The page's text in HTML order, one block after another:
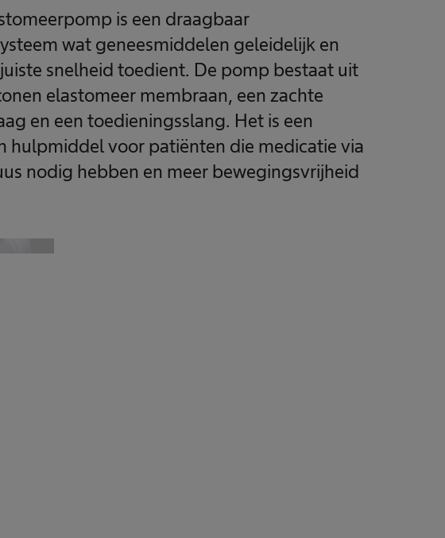
is een draagbaar
wat geneesmiddelen geleidelijk en
snelheid toedient. De pomp bestaat uit
elastomeer membraan, een zachte
en een toedieningsslang. Het is een
hulpmiddel voor patiënten die medicatie via
nodig hebben en meer bewegingsvrijheid